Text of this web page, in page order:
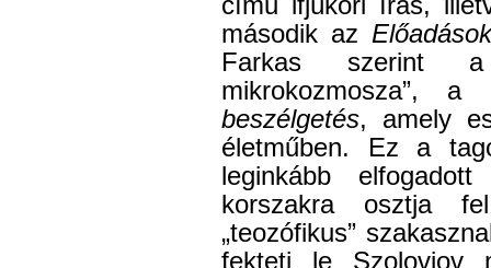
című ifjúkori írás,
második az
Farkas szerint a
mikrokozmosza”,
beszélgetés, amely
életműben. Ez a
leginkább
korszakra osztja
„teozófikus”
fekteti le Szolovjov